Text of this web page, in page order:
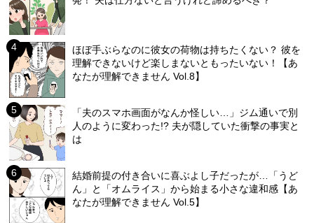
ほぼ手ぶらなのに彼女の荷物は持ちたくない？ 彼を
理解できないけど楽しまないともったいない！【あ
なたが理解できません Vol.8】
「夫のスマホ画面がなんか怪しい…」ジム通いで別
人のように変わった!? 夫が隠していた衝撃の事実と
は
結婚前提の付き合いに喜ぶよし子だったが…「うど
ん」と「オムライス」から始まる小さな違和感【あ
なたが理解できません Vol.5】